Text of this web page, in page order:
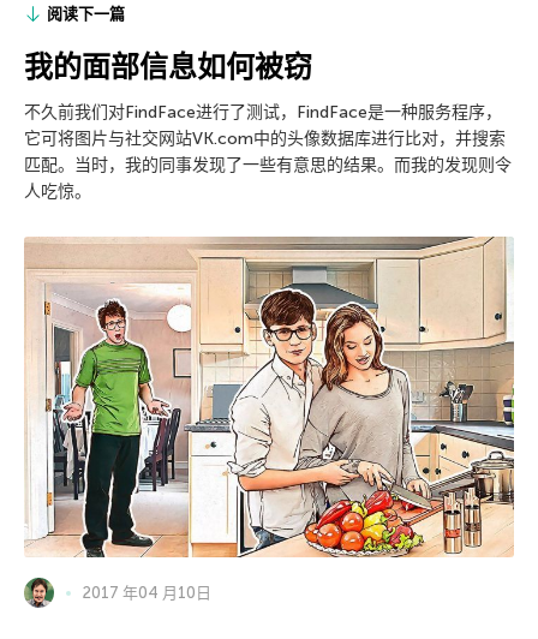
阅读下一篇
我的面部信息如何被窃
不久前我们对FindFace进行了测试，FindFace是一种服务程序，
它可将图片与社交网站VK.com中的头像数据库进行比对，并搜索
匹配。当时，我的同事发现了一些有意思的结果。而我的发现则令
人吃惊。
2017 年04 月10日